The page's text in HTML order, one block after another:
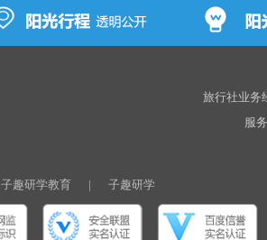
旅行社业务
服
子趣研学教育 | 子趣研学